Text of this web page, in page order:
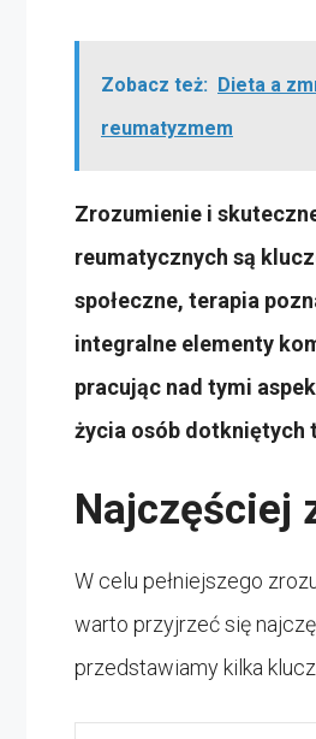
Zobacz też: Dieta a
reumatyzmem
Zrozumienie i
reumatycznych są
społeczne, terapia
integralne elementy
pracując nad tymi
życia osób dotkniętych
Najczęściej
W celu pełniejszego
warto przyjrzeć się
przedstawiamy kilka